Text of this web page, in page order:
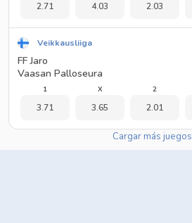
2.71 4.03 2.03
Veikkausliiga
FF Jaro
Vaasan Palloseura
1
3.71
X
3.65
2
2.01
Cargar más juegos